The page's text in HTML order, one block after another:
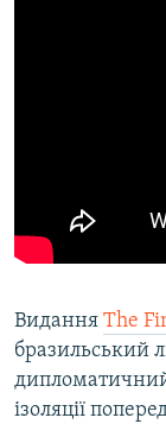
Видання The
бразильський
дипломатичний
ізоляції